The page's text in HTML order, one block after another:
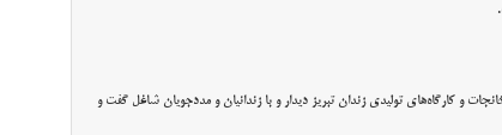
و کارگاه‌های تولیدی زندان تبریز دیدار و با زندانیان و مددجویان شاغل گفت‌ و